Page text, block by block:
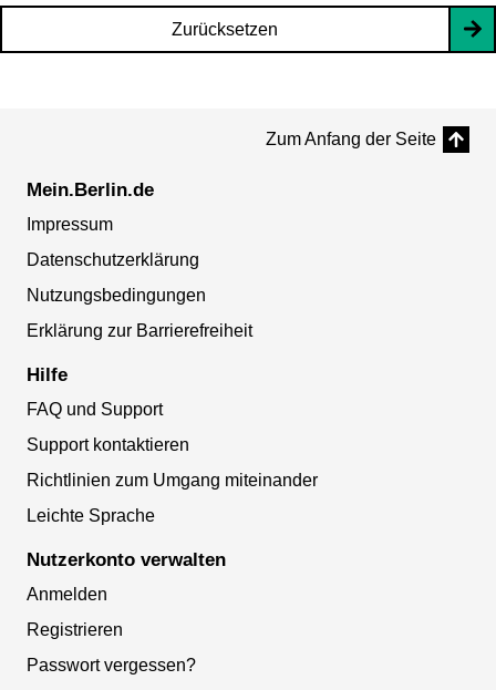
Zurücksetzen
Zum Anfang der Seite
Mein.Berlin.de
Impressum
Datenschutzerklärung
Nutzungsbedingungen
Erklärung zur Barrierefreiheit
Hilfe
FAQ und Support
Support kontaktieren
Richtlinien zum Umgang miteinander
Leichte Sprache
Nutzerkonto verwalten
Anmelden
Registrieren
Passwort vergessen?